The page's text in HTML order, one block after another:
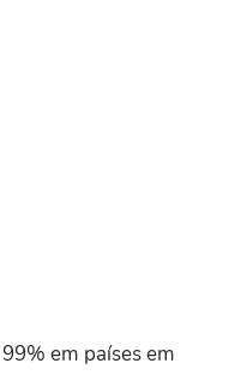
em países em